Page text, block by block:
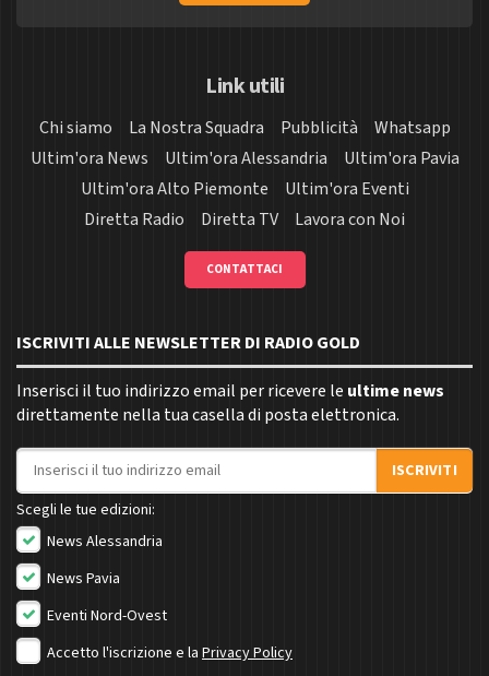
Link utili
Chi siamo La Nostra Squadra Pubblicità
Whatsapp
Ultim'ora News
Ultim'ora Alessandria
Ultim'ora Pavia
Ultim'ora Alto Piemonte
Ultim'ora Eventi
Diretta Radio
Diretta TV Lavora con Noi
CONTATTACI
ISCRIVITI ALLE NEWSLETTER DI RADIO GOLD
Inserisci il tuo indirizzo email per ricevere le ultime news
direttamente nella tua casella di posta elettronica.
Indirizzo email
ISCRIVITI
Scegli le tue edizioni:
News Alessandria
News Pavia
Eventi Nord-Ovest
Accetto l'iscrizione e la Privacy Policy